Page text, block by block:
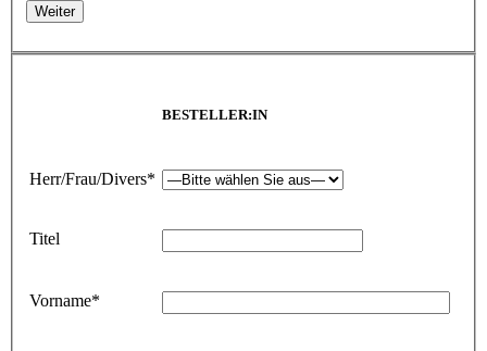
Weiter
BESTELLER:IN
Herr/Frau/Divers*
Titel
Vorname*